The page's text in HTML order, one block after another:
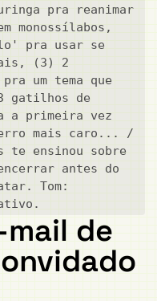
pra reanimar
monossílabos,
pra usar se
(3) 2
um tema que
gatilhos de
a primeira vez
mais caro... /
te ensinou sobre
antes do
Tom:
mail de